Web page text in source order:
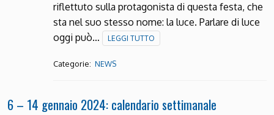
riflettuto sulla protagonista di questa festa, che
sta nel suo stesso nome: la luce. Parlare di luce
oggi può…
LEGGI TUTTO
Categorie: NEWS
6 – 14 gennaio 2024: calendario settimanale